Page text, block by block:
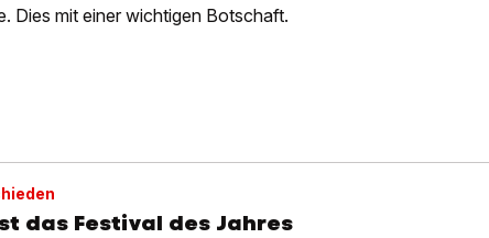
Dies mit einer wichtigen Botschaft.
das Festival des Jahres